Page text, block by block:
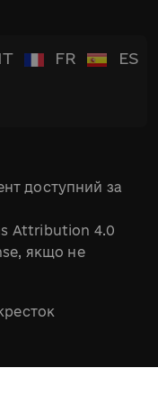
IT FR ES
доступний за
Attribution 4.0
якщо не